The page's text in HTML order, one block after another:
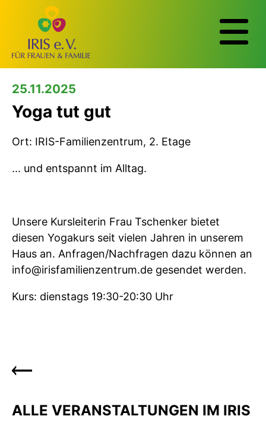
25.11.2025
Yoga tut gut
Ort: IRIS-Familienzentrum, 2. Etage
... und entspannt im Alltag.
Unsere Kursleiterin Frau Tschenker bietet
diesen Yogakurs seit vielen Jahren in unserem
Haus an. Anfragen/Nachfragen dazu können an
info@irisfamilienzentrum.de gesendet werden.
Kurs: dienstags 19:30-20:30 Uhr
ALLE VERANSTALTUNGEN IM IRIS